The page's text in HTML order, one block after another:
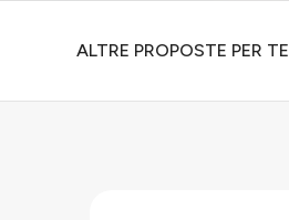
ALTRE PROPOSTE PER TE